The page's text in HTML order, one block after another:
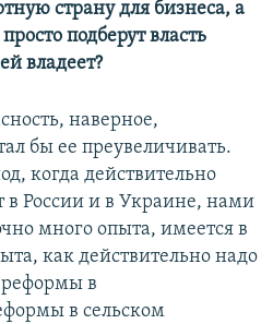
страну для бизнеса, а
подберут власть
владеет?
наверное,
бы ее преувеличивать.
когда действительно
в России и в Украине, нами
много опыта, имеется в
как действительно надо
в
в сельском